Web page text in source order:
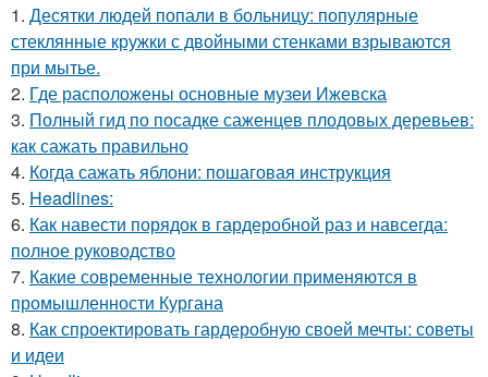
1. Десятки людей попали в больницу: популярные
стеклянные кружки с двойными стенками взрываются
при мытье.
2. Где расположены основные музеи Ижевска
3. Полный гид по посадке саженцев плодовых деревьев:
как сажать правильно
4. Когда сажать яблони: пошаговая инструкция
5. Headlines:
6. Как навести порядок в гардеробной раз и навсегда:
полное руководство
7. Какие современные технологии применяются в
промышленности Кургана
8. Как спроектировать гардеробную своей мечты: советы
и идеи